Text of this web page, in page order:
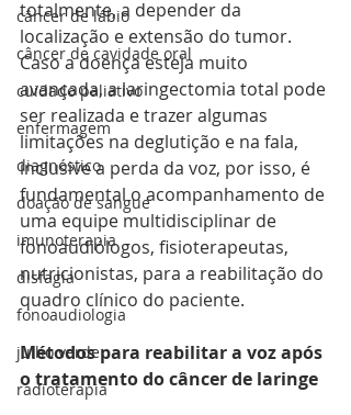
câncer de lábio
câncer de cavidade oral
cuidado paliativo
enfermagem
diagnóstico
doação de sangue
imunoterapia
disfagia
fonoaudiologia
julho verde
radioterapia
totalmente, a depender da
localização e extensão do tumor.
Caso a doença esteja muito
avançada, a laringectomia total pode
ser realizada e trazer algumas
limitações na deglutição e na fala,
inclusive a perda da voz, por isso, é
fundamental o acompanhamento de
uma equipe multidisciplinar de
fonoaudiólogos, fisioterapeutas,
nutricionistas, para a reabilitação do
quadro clínico do paciente.
Métodos para reabilitar a voz após
o tratamento do câncer de laringe